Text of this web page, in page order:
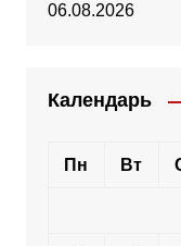
06.08.2026
Календарь
Пн Вт